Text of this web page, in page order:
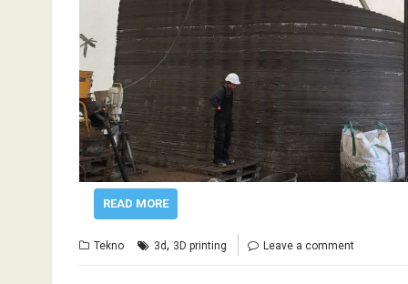
READ MORE
Tekno 3d, 3D printing Leave a comment